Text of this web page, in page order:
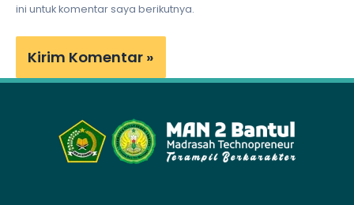
ini untuk komentar saya berikutnya.